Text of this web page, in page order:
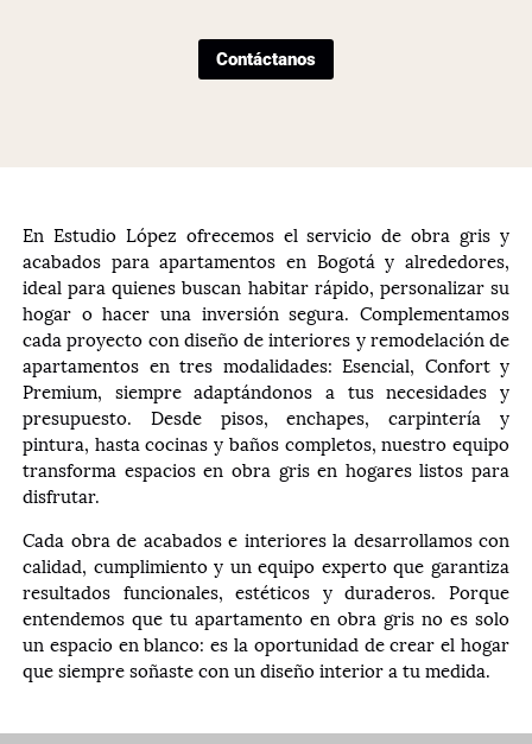
Contáctanos
En Estudio López ofrecemos el servicio de obra gris y
acabados para apartamentos en Bogotá y alrededores,
ideal para quienes buscan habitar rápido, personalizar su
hogar o hacer una inversión segura. Complementamos
cada proyecto con diseño de interiores y remodelación de
apartamentos en tres modalidades: Esencial, Confort y
Premium, siempre adaptándonos a tus necesidades y
presupuesto. Desde pisos, enchapes, carpintería y
pintura, hasta cocinas y baños completos, nuestro equipo
transforma espacios en obra gris en hogares listos para
disfrutar.
Cada obra de acabados e interiores la desarrollamos con
calidad, cumplimiento y un equipo experto que garantiza
resultados funcionales, estéticos y duraderos. Porque
entendemos que tu apartamento en obra gris no es solo
un espacio en blanco: es la oportunidad de crear el hogar
que siempre soñaste con un diseño interior a tu medida.